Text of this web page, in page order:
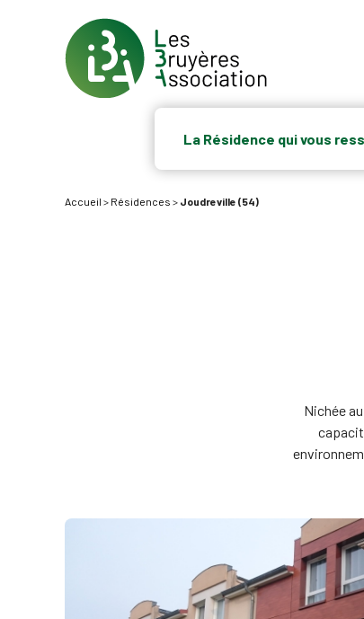
La Résidence qui vous
Accueil > Résidences > Joudreville (54)
Nichée